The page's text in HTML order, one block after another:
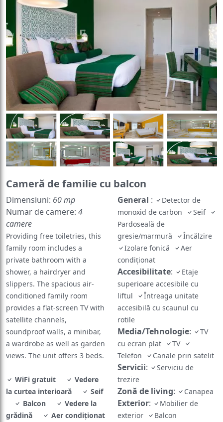
Cameră de familie cu balcon
Dimensiuni: 60 mp
Numar de camere: 4
camere
Providing free toiletries, this
family room includes a
private bathroom with a
shower, a hairdryer and
slippers. The spacious air-
conditioned family room
provides a flat-screen TV with
satellite channels,
soundproof walls, a minibar,
a wardrobe as well as garden
views. The unit offers 3 beds.
WiFi gratuit
Vedere
la curtea interioară
Seif
Balcon
Vedere la
grădină
Aer condiționat
General :
Detector de
monoxid de carbon
Seif
Pardoseală de
gresie/marmură
Încălzire
Izolare fonică
Aer
condiționat
Accesibilitate:
Etaje
superioare accesibile cu
liftul
Întreaga unitate
accesibilă cu scaunul cu
rotile
Media/Tehnologie:
TV
cu ecran plat
TV
Telefon
Canale prin satelit
Servicii:
Serviciu de
trezire
Zonă de living: Canapea
Exterior:
Mobilier de
exterior
Balcon